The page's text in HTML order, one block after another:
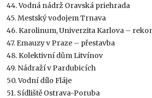
44. Vodná nádrž Oravská priehrada
45. Mestský vodojem Trnava
46. Karolinum, Univerzita Karlova –
47. Emauzy v Praze – přestavba
48. Kolektivní dům Litvínov
49. Nádraží v Pardubicích
50. Vodní dílo Fláje
51. Sídliště Ostrava-Poruba